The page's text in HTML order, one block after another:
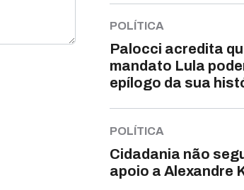
POLÍTICA
Palocci acredita
mandato Lula
epílogo da sua
POLÍTICA
Cidadania não
apoio a Alexandre